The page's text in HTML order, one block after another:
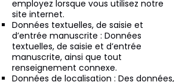
employez lorsque vous utilisez notre
site internet.
Données textuelles, de saisie et
d’entrée manuscrite : Données
textuelles, de saisie et d’entrée
manuscrite, ainsi que tout
renseignement connexe.
Données de localisation : Des données,